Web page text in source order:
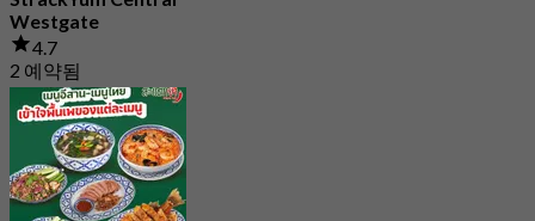
Westgate
4.7
2 예약됨
에서฿ 416.66